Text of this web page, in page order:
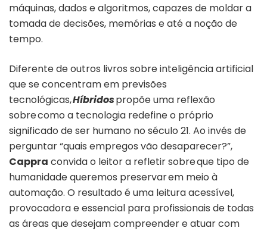
máquinas, dados e algoritmos, capazes de moldar a
tomada de decisões, memórias e até a noção de
tempo.
Diferente de outros livros sobre inteligência artificial
que se concentram em previsões
tecnológicas,Híbridospropõe uma reflexão
sobre como a tecnologia redefine o próprio
significado de ser humano no século 21. Ao invés de
perguntar “quais empregos vão desaparecer?”,
Cappra convida o leitor a refletir sobre que tipo de
humanidade queremos preservar em meio à
automação. O resultado é uma leitura acessível,
provocadora e essencial para profissionais de todas
as áreas que desejam compreender e atuar com